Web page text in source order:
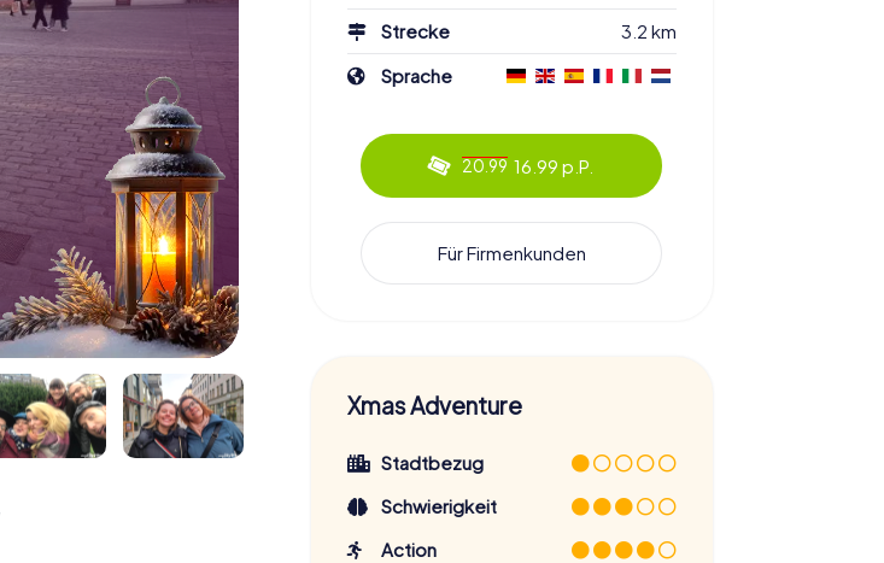
Strecke
3.2 km
Sprache
20.99 16.99 p.P.
Für Firmenkunden
Xmas Adventure
Stadtbezug
Schwierigkeit
Action